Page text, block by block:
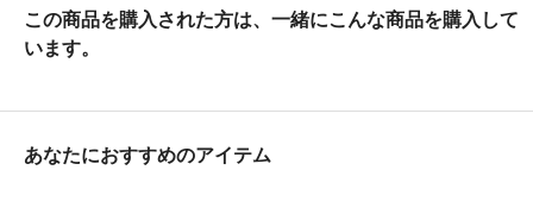
この商品を購入された方は、一緒にこんな商品を購入して
います。
あなたにおすすめのアイテム